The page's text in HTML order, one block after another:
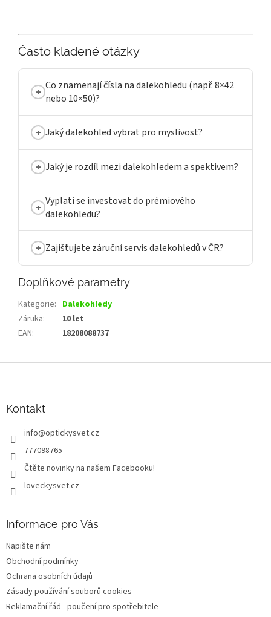
Často kladené otázky
Co znamenají čísla na dalekohledu (např. 8×42
nebo 10×50)?
Jaký dalekohled vybrat pro myslivost?
Jaký je rozdíl mezi dalekohledem a spektivem?
Vyplatí se investovat do prémiového
dalekohledu?
Zajišťujete záruční servis dalekohledů v ČR?
Doplňkové parametry
Kategorie: Dalekohledy
Záruka:
10 let
EAN: 18208088737
Kontakt
info@optickysvet.cz
777098765
Čtěte novinky na našem Facebooku!
loveckysvet.cz
Informace pro Vás
Napište nám
Obchodní podmínky
Ochrana osobních údajů
Zásady používání souborů cookies
Reklamační řád - poučení pro spotřebitele